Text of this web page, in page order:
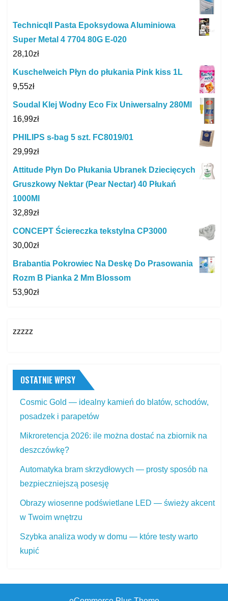
Technicqll Pasta Epoksydowa Aluminiowa
Super Metal 4 7704 80G E-020
28,10zł
Kuschelweich Płyn do płukania Pink kiss 1L
9,55zł
Soudal Klej Wodny Eco Fix Uniwersalny 280Ml
16,99zł
PHILIPS s-bag 5 szt. FC8019/01
29,99zł
Attitude Płyn Do Płukania Ubranek Dziecięcych
Gruszkowy Nektar (Pear Nectar) 40 Płukań
1000Ml
32,89zł
CONCEPT Ściereczka tekstylna CP3000
30,00zł
Brabantia Pokrowiec Na Deskę Do Prasowania
Rozm B Pianka 2 Mm Blossom
53,90zł
zzzzz
OSTATNIE WPISY
Cosmic Gold — idealny kamień do blatów, schodów,
posadzek i parapetów
Mikroretencja 2026: ile można dostać na zbiornik na
deszczówkę?
Automatyka bram skrzydłowych — prosty sposób na
bezpieczniejszą posesję
Obrazy wiosenne podświetlane LED — świeży akcent
w Twoim wnętrzu
Szybka analiza wody w domu — które testy warto
kupić